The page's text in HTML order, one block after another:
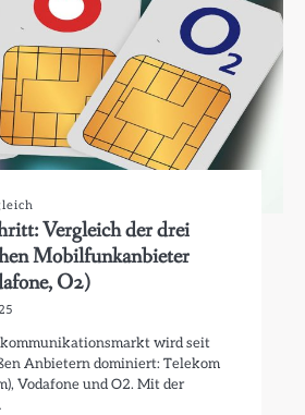
Vergleich der drei
Mobilfunkanbieter
O2)
wird seit
Anbietern dominiert: Telekom
Vodafone und O2. Mit der